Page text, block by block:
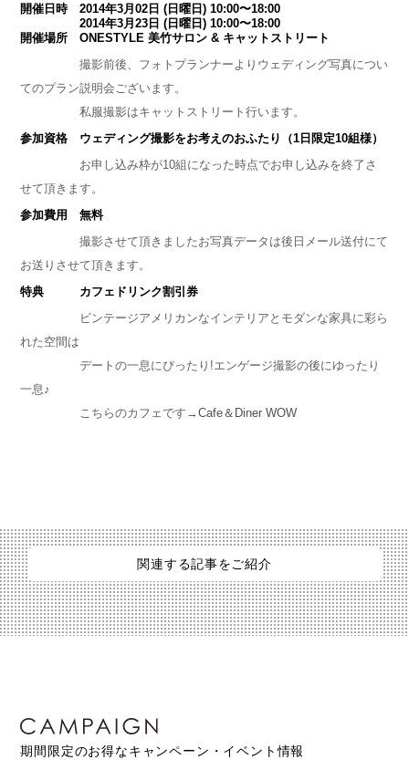
開催日時 2014年3月02日 (日曜日) 10:00〜18:00
2014年3月23日 (日曜日) 10:00〜18:00
開催場所 ONESTYLE 美竹サロン & キャットストリート
撮影前後、フォトプランナーよりウェディング写真につい
てのプラン説明会ございます。
私服撮影はキャットストリート行います。
参加資格 ウェディング撮影をお考えのおふたり（1日限定10組様）
お申し込み枠が10組になった時点でお申し込みを終了さ
せて頂きます。
参加費用 無料
撮影させて頂きましたお写真データは後日メール送付にて
お送りさせて頂きます。
特典 カフェドリンク割引券
ビンテージアメリカンなインテリアとモダンな家具に彩ら
れた空間は
デートの一息にぴったり!エンゲージ撮影の後にゆったり
一息♪
こちらのカフェです→Cafe＆Diner WOW
関連する記事をご紹介
期間限定のお得なキャンペーン・イベント情報